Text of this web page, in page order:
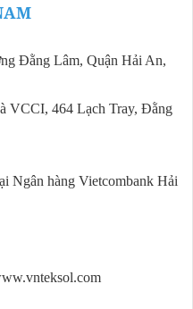
Đằng Lâm, Quận Hải An,
VCCI, 464 Lạch Tray, Đằng
Ngân hàng Vietcombank Hải